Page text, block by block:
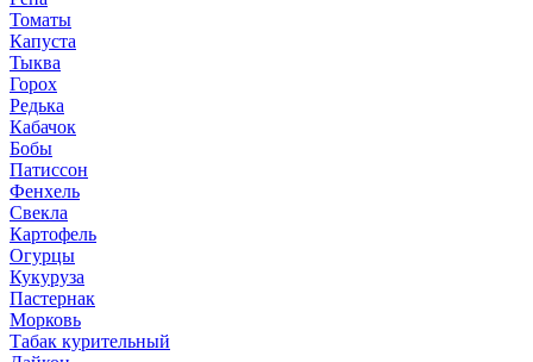
Томаты
Капуста
Тыква
Горох
Редька
Кабачок
Бобы
Патиссон
Фенхель
Свекла
Картофель
Огурцы
Кукуруза
Пастернак
Морковь
Табак курительный